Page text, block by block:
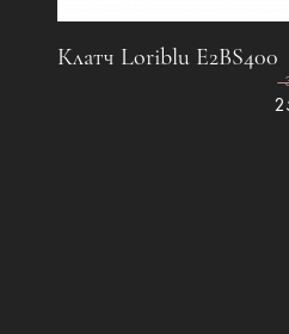
Клатч Loriblu E2BS400